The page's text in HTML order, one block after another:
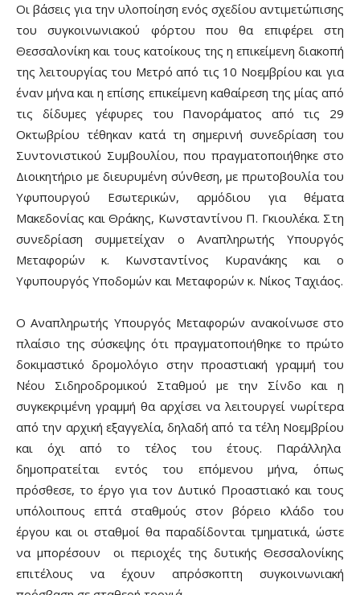
Οι βάσεις για την υλοποίηση ενός σχεδίου αντιμετώπισης
του συγκοινωνιακού φόρτου που θα επιφέρει στη
Θεσσαλονίκη και τους κατοίκους της η επικείμενη διακοπή
της λειτουργίας του Μετρό από τις 10 Νοεμβρίου και για
έναν μήνα και η επίσης επικείμενη καθαίρεση της μίας από
τις δίδυμες γέφυρες του Πανοράματος από τις 29
Οκτωβρίου τέθηκαν κατά τη σημερινή συνεδρίαση του
Συντονιστικού Συμβουλίου, που πραγματοποιήθηκε στο
Διοικητήριο με διευρυμένη σύνθεση, με πρωτοβουλία του
Υφυπουργού Εσωτερικών, αρμόδιου για θέματα
Μακεδονίας και Θράκης, Κωνσταντίνου Π. Γκιουλέκα. Στη
συνεδρίαση συμμετείχαν ο Αναπληρωτής Υπουργός
Μεταφορών κ. Κωνσταντίνος Κυρανάκης και ο
Υφυπουργός Υποδομών και Μεταφορών κ. Νίκος Ταχιάος.
Ο Αναπληρωτής Υπουργός Μεταφορών ανακοίνωσε στο
πλαίσιο της σύσκεψης ότι πραγματοποιήθηκε το πρώτο
δοκιμαστικό δρομολόγιο στην προαστιακή γραμμή του
Νέου Σιδηροδρομικού Σταθμού με την Σίνδο και η
συγκεκριμένη γραμμή θα αρχίσει να λειτουργεί νωρίτερα
από την αρχική εξαγγελία, δηλαδή από τα τέλη Νοεμβρίου
και όχι από το τέλος του έτους. Παράλληλα
δημοπρατείται εντός του επόμενου μήνα, όπως
πρόσθεσε, το έργο για τον Δυτικό Προαστιακό και τους
υπόλοιπους επτά σταθμούς στον βόρειο κλάδο του
έργου και οι σταθμοί θα παραδίδονται τμηματικά, ώστε
να μπορέσουν οι περιοχές της δυτικής Θεσσαλονίκης
επιτέλους να έχουν απρόσκοπτη συγκοινωνιακή